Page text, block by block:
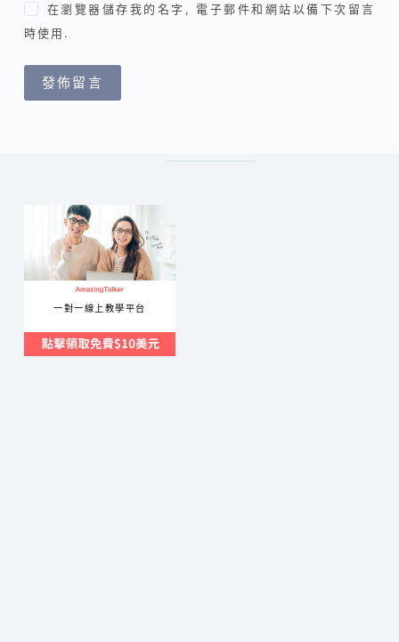
在瀏覽器儲存我的名字, 電子郵件和網站以備下次留言
時使用.
發佈留言
一對一線上教學平台